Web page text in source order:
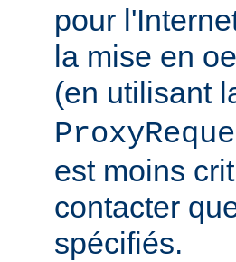
pour
la mise en
(en utilisant
est moins
contacter
spécifiés.